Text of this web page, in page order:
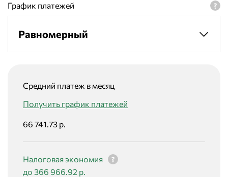
График платежей
Равномерный
Средний платеж в месяц
Получить график платежей
66 741.73 р.
Налоговая экономия
до 366 966.92 р.